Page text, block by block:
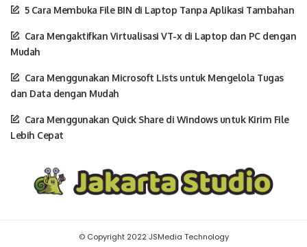
5 Cara Membuka File BIN di Laptop Tanpa Aplikasi Tambahan
Cara Mengaktifkan Virtualisasi VT-x di Laptop dan PC dengan
Mudah
Cara Menggunakan Microsoft Lists untuk Mengelola Tugas
dan Data dengan Mudah
Cara Menggunakan Quick Share di Windows untuk Kirim File
Lebih Cepat
© Copyright 2022 JSMedia Technology